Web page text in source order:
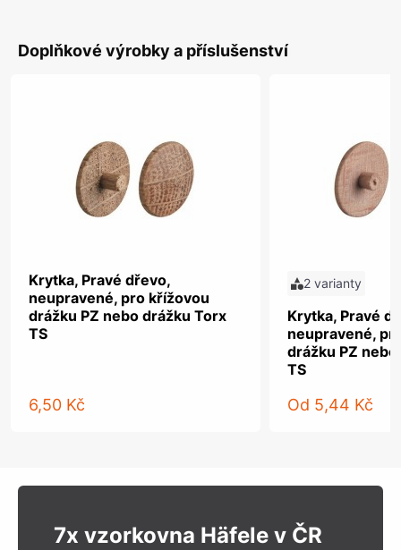
Doplňkové výrobky a příslušenství
Krytka, Pravé dřevo,
neupravené, pro křížovou
drážku PZ nebo drážku Torx
TS
6,50 Kč
2 varianty
Krytka, Pravé
neupravené,
drážku PZ
TS
Od 5,44 Kč
7x vzorkovna Häfele v ČR